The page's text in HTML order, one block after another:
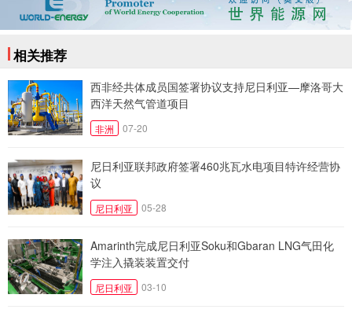
相关推荐
西非经共体成员国签署协议支持尼日利亚—摩洛哥大
西洋天然气管道项目
非洲 07-20
尼日利亚联邦政府签署460兆瓦水电项目特许经营协
议
尼日利亚 05-28
Amarinth完成尼日利亚Soku和Gbaran LNG气田化
学注入撬装装置交付
尼日利亚 03-10